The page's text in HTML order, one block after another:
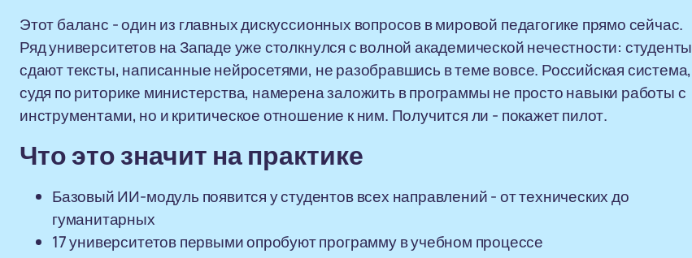
Этот баланс - один из главных дискуссионных вопросов в мировой педагогике прямо сейчас.
Ряд университетов на Западе уже столкнулся с волной академической нечестности: студенты
сдают тексты, написанные нейросетями, не разобравшись в теме вовсе. Российская система,
судя по риторике министерства, намерена заложить в программы не просто навыки работы с
инструментами, но и критическое отношение к ним. Получится ли - покажет пилот.
Что это значит на практике
Базовый ИИ-модуль появится у студентов всех направлений - от технических до
гуманитарных
17 университетов первыми опробуют программу в учебном процессе